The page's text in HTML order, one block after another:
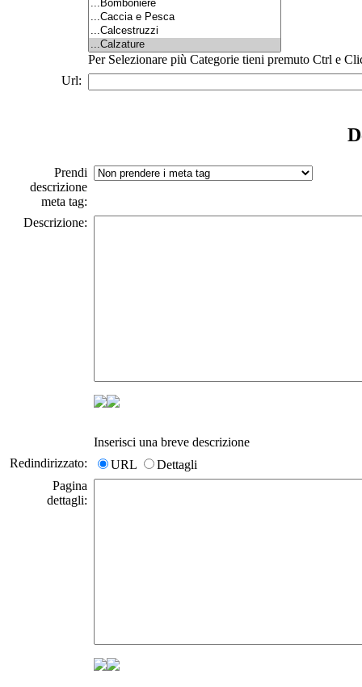
Per Selezionare più Categorie tieni premuto Ctrl e
Url:
Prendi
descrizione
meta tag:
Descrizione:
Inserisci una breve descrizione
Redindirizzato:
URL
Dettagli
Pagina
dettagli: